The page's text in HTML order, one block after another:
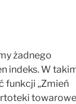
żadnego
indeks. W
funkcji „Zmień